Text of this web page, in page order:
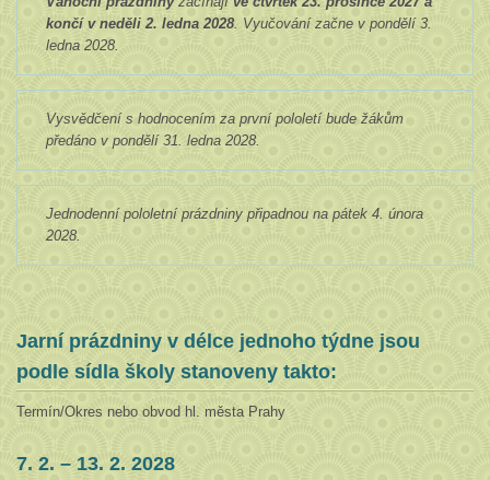
končí v neděli 2. ledna 2028. Vyučování začne v pondělí 3.
ledna 2028.
Vysvědčení s hodnocením za první pololetí bude žákům
předáno v pondělí 31. ledna 2028.
Jednodenní pololetní prázdniny připadnou na pátek 4. února
2028.
Jarní prázdniny v délce jednoho týdne jsou
podle sídla školy stanoveny takto:
Termín/Okres nebo obvod hl. města Prahy
7. 2. – 13. 2. 2028